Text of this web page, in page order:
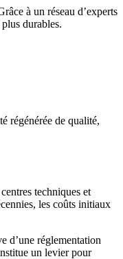
à un réseau d’experts
durables.
régénérée de qualité,
techniques et
les coûts initiaux
d’une réglementation
un levier pour